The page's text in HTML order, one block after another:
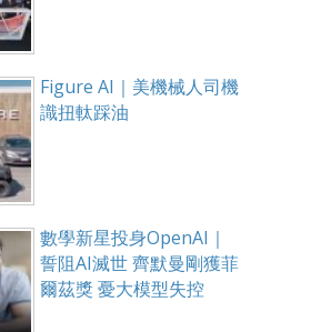
Figure AI｜美機械人司機
識扭軚踩油
數學新星投身OpenAI｜
誓阻AI滅世 齊默曼剛獲菲
爾茲獎 憂大模型失控